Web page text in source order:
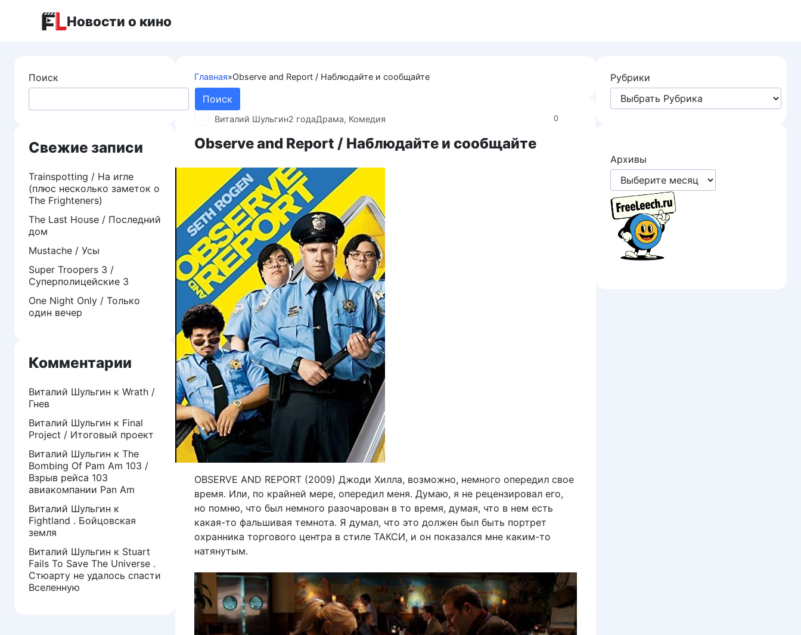
Новости о кино
Главная»Observe and Report / Наблюдайте и сообщайте
0
Виталий Шульгин2 годаДрама, Комедия
Observe and Report / Наблюдайте и сообщайте
OBSERVE AND REPORT (2009) Джоди Хилла, возможно, немного опередил свое
время. Или, по крайней мере, опередил меня. Думаю, я не рецензировал его,
но помню, что был немного разочарован в то время, думая, что в нем есть
какая-то фальшивая темнота. Я думал, что это должен был быть портрет
охранника торгового центра в стиле ТАКСИ, и он показался мне каким-то
натянутым.
Поиск
Поиск
Свежие записи
Trainspotting / На игле
(плюс несколько заметок о
The Frighteners)
The Last House / Последний
дом
Mustache / Усы
Super Troopers 3 /
Суперполицейские 3
One Night Only / Только
один вечер
Комментарии
Виталий Шульгин к Wrath /
Гнев
Виталий Шульгин к Final
Project / Итоговый проект
Виталий Шульгин к The
Bombing Of Pam Am 103 /
Взрыв рейса 103
авиакомпании Pan Am
Виталий Шульгин к
Fightland . Бойцовская
земля
Виталий Шульгин к Stuart
Fails To Save The Universe .
Стюарту не удалось спасти
Вселенную
Рубрики
Архивы